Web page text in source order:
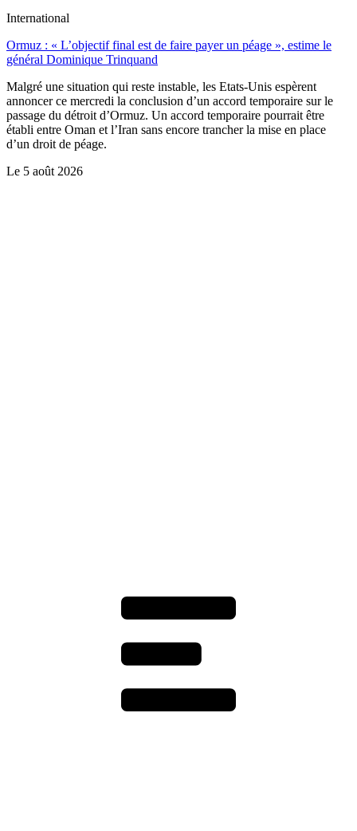
International
Ormuz : « L’objectif final est de faire payer un péage », estime le
général Dominique Trinquand
Malgré une situation qui reste instable, les Etats-Unis espèrent
annoncer ce mercredi la conclusion d’un accord temporaire sur le
passage du détroit d’Ormuz. Un accord temporaire pourrait être
établi entre Oman et l’Iran sans encore trancher la mise en place
d’un droit de péage.
Le 5 août 2026